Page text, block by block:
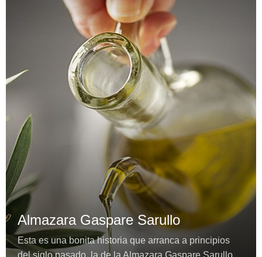
Almazara Gaspare Sarullo
Esta es una bonita historia que arranca a principios